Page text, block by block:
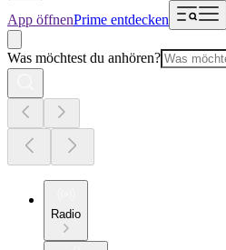
App öffnenPrime entdecken
Was möchtest du anhören?
Radio